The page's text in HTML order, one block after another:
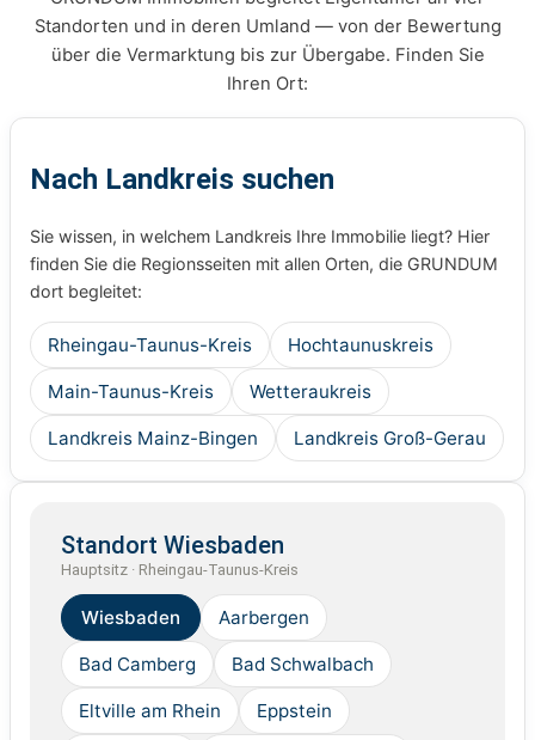
Standorten und in deren Umland — von der Bewertung
über die Vermarktung bis zur Übergabe. Finden Sie
Ihren Ort:
Nach Landkreis suchen
Sie wissen, in welchem Landkreis Ihre Immobilie liegt? Hier
finden Sie die Regionsseiten mit allen Orten, die GRUNDUM
dort begleitet:
Rheingau-Taunus-Kreis Hochtaunuskreis
Main-Taunus-Kreis Wetteraukreis
Landkreis Mainz-Bingen Landkreis Groß-Gerau
Standort Wiesbaden
Hauptsitz · Rheingau-Taunus-Kreis
Wiesbaden Aarbergen
Bad Camberg Bad Schwalbach
Eltville am Rhein Eppstein